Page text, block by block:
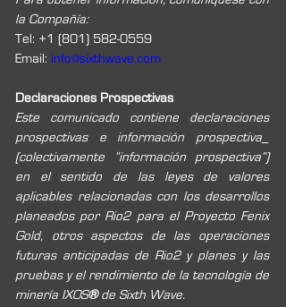
la Compañía:
Tel: +1 (801) 582-0559
Email: info@sixthwave.com
Declaraciones Prospectivas
Este comunicado contiene declaraciones
prospectivas e información prospectiva_
(colectivamente “información prospectiva”)
en el sentido de las leyes de valores
aplicables relacionadas con los desarrollos
planeados por Rio2 para el Proyecto Fenix
Gold, otros aspectos de las operaciones
futuras anticipadas de Rio2 y planes y las
pruebas y el rendimiento de la tecnología de
minería IXOS® de Sixth Wave.